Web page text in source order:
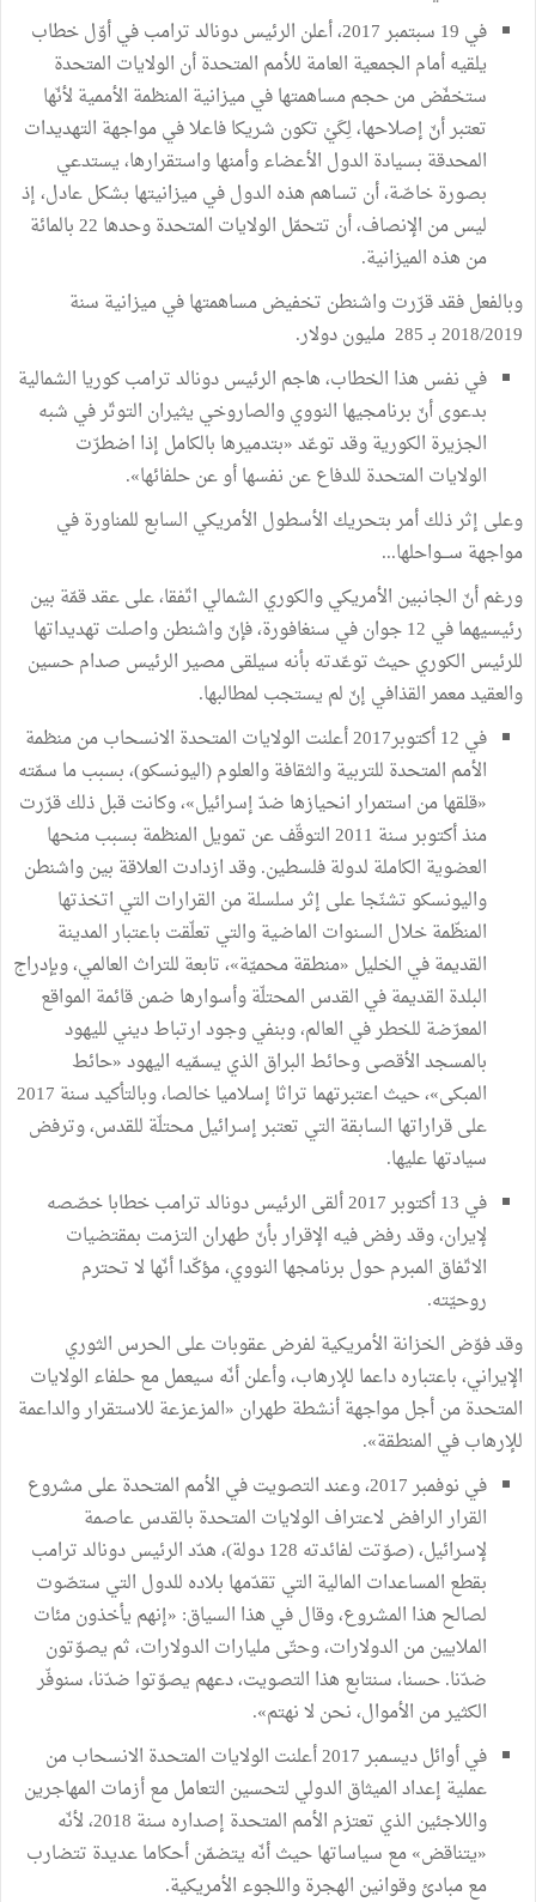
في 19 سبتمبر 2017، أعلن الرئيس دونالد ترامب في أوّل خطاب
يلقيه أمام الجمعية العامة للأمم المتحدة أن الولايات المتحدة
ستخفّض من حجم مساهمتها في ميزانية المنظمة الأممية لأنّها
تعتبر أنّ إصلاحها، لِكَيْ تكون شريكا فاعلا في مواجهة التهديدات
المحدقة بسيادة الدول الأعضاء وأمنها واستقرارها، يستدعي
بصورة خاصّة، أن تساهم هذه الدول في ميزانيتها بشكل عادل، إذ
ليس من الإنصاف، أن تتحمّل الولايات المتحدة وحدها 22 بالمائة
من هذه الميزانية.
وبالفعل فقد قرّرت واشنطن تخفيض مساهمتها في ميزانية سنة
2018/2019 بـ 285 مليون دولار.
في نفس هذا الخطاب، هاجم الرئيس دونالد ترامب كوريا الشمالية
بدعوى أنّ برنامجيها النووي والصاروخي يثيران التوتّر في شبه
الجزيرة الكورية وقد توعّد «بتدميرها بالكامل إذا اضطرّت
الولايات المتحدة للدفاع عن نفسها أو عن حلفائها».
وعلى إثر ذلك أمر بتحريك الأسطول الأمريكي السابع للمناورة في
مواجهة ســـواحلها...
ورغم أنّ الجانبين الأمريكي والكوري الشمالي اتّفقا، على عقد قمّة بين
رئيسيهما في 12 جوان في سنغافورة، فإنّ واشنطن واصلت تهديداتها
للرئيس الكوري حيث توعّدته بأنه سيلقى مصير الرئيس صدام حسين
والعقيد معمر القذافي إنّ لم يستجب لمطالبها.
في 12 أكتوبر2017 أعلنت الولايات المتحدة الانسحاب من منظمة
الأمم المتحدة للتربية والثقافة والعلوم (اليونسكو)، بسبب ما سمّته
«قلقها من استمرار انحيازها ضدّ إسرائيل»، وكانت قبل ذلك قرّرت
منذ أكتوبر سنة 2011 التوقّف عن تمويل المنظمة بسبب منحها
العضوية الكاملة لدولة فلسطين. وقد ازدادت العلاقة بين واشنطن
واليونسكو تشنّجا على إثر سلسلة من القرارات التي اتخذتها
المنظّمة خلال السنوات الماضية والتي تعلّقت باعتبار المدينة
القديمة في الخليل «منطقة محميّة»، تابعة للتراث العالمي، وبإدراج
البلدة القديمة في القدس المحتلّة وأسوارها ضمن قائمة المواقع
المعرّضة للخطر في العالم، وبنفي وجود ارتباط ديني لليهود
بالمسجد الأقصى وحائط البراق الذي يسمّيه اليهود «حائط
المبكى»، حيث اعتبرتهما تراثا إسلاميا خالصا، وبالتأكيد سنة 2017
على قراراتها السابقة التي تعتبر إسرائيل محتلّة للقدس، وترفض
سيادتها عليها.
في 13 أكتوبر 2017 ألقى الرئيس دونالد ترامب خطابا خصّصه
لإيران، وقد رفض فيه الإقرار بأنّ طهران التزمت بمقتضيات
الاتّفاق المبرم حول برنامجها النووي، مؤكّدا أنّها لا تحترم
روحيّته.
وقد فوّض الخزانة الأمريكية لفرض عقوبات على الحرس الثوري
الإيراني، باعتباره داعما للإرهاب، وأعلن أنّه سيعمل مع حلفاء الولايات
المتحدة من أجل مواجهة أنشطة طهران «المزعزعة للاستقرار والداعمة
للإرهاب في المنطقة».
في نوفمبر 2017، وعند التصويت في الأمم المتحدة على مشروع
القرار الرافض لاعتراف الولايات المتحدة بالقدس عاصمة
لإسرائيل، (صوّتت لفائدته 128 دولة)، هدّد الرئيس دونالد ترامب
بقطع المساعدات المالية التي تقدّمها بلاده للدول التي ستصّوت
لصالح هذا المشروع، وقال في هذا السياق: «إنهم يأخذون مئات
الملايين من الدولارات، وحتّى مليارات الدولارات، ثم يصوّتون
ضدّنا. حسنا، سنتابع هذا التصويت، دعهم يصوّتوا ضدّنا، سنوفّر
الكثير من الأموال، نحن لا نهتم».
في أوائل ديسمبر 2017 أعلنت الولايات المتحدة الانسحاب من
عملية إعداد الميثاق الدولي لتحسين التعامل مع أزمات المهاجرين
واللاجئين الذي تعتزم الأمم المتحدة إصداره سنة 2018، لأنّه
«يتناقض» مع سياساتها حيث أنّه يتضمّن أحكاما عديدة تتضارب
مع مبادئ وقوانين الهجرة واللجوء الأمريكية.